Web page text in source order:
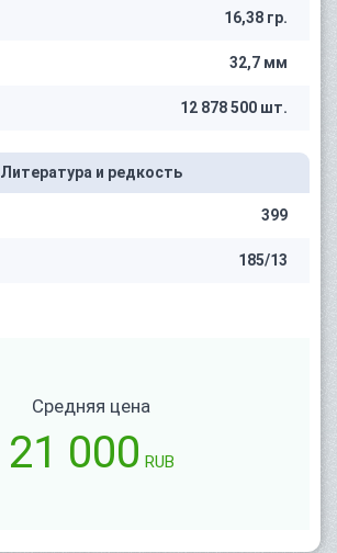
16,38 гр.
32,7 мм
12 878 500 шт.
Литература и редкость
399
185/13
Средняя цена
21 000 RUB